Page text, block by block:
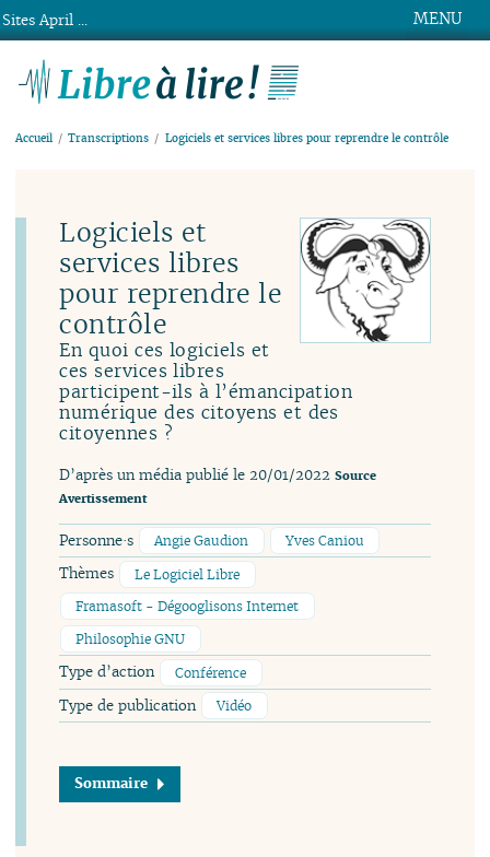
MENU
Accueil Transcriptions Logiciels et services libres pour reprendre le contrôle
Logiciels et
services libres
pour reprendre le
contrôle
En quoi ces logiciels et
ces services libres
participent-ils à l’émancipation
numérique des citoyens et des
citoyennes ?
D’après un média publié le 20/01/2022 Source
Avertissement
Personne·s Angie Gaudion Yves Caniou
Thèmes
Le Logiciel Libre
Framasoft - Dégooglisons Internet
Philosophie GNU
Type d’action Conférence
Type de publication Vidéo
Sommaire
Sites April ...